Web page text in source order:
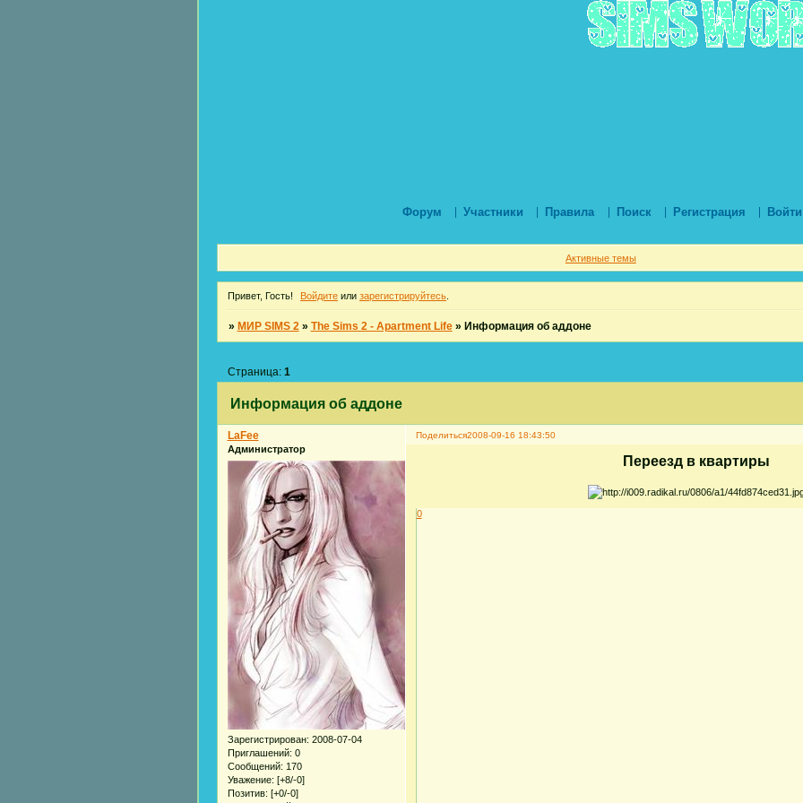
Форум Участники Правила Поиск Регистрация Войти
Активные темы
Привет, Гость! Войдите или зарегистрируйтесь
» МИР SIMS 2 » The Sims 2 - Apartment Life » Информация об аддоне
Информация об аддоне
Страница: 1
Поделиться2008-09-16 18:43:50
LaFee
Администратор
Зарегистрирован: 2008-07-04
Приглашений: 0
Сообщений: 170
Уважение: [+8/-0]
Позитив: [+0/-0]
Переезд в квартиры
0